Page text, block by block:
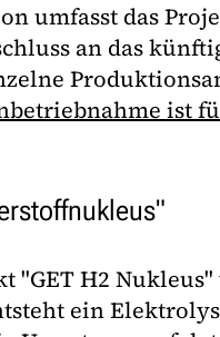
umfasst das
an das
ist
"GET H2
ein